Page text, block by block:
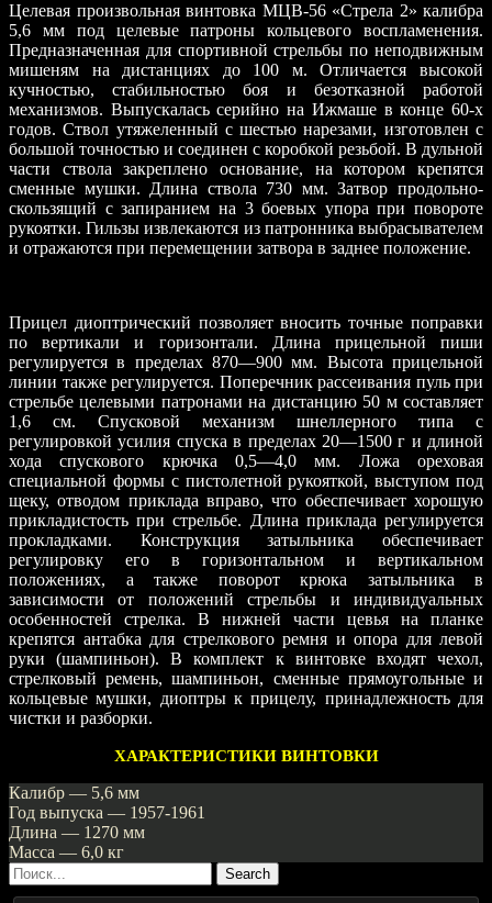
Целевая произвольная винтовка МЦВ-56 «Стрела 2» калибра
5,6 мм под целевые патроны кольцевого воспламенения.
Предназначенная для спортивной стрельбы по неподвижным
мишеням на дистанциях до 100 м. Отличается высокой
кучностью, стабильностью боя и безотказной работой
механизмов. Выпускалась серийно на Ижмаше в конце 60-х
годов. Ствол утяжеленный с шестью нарезами, изготовлен с
большой точностью и соединен с коробкой резьбой. В дульной
части ствола закреплено основание, на котором крепятся
сменные мушки. Длина ствола 730 мм. Затвор продольно-
скользящий с запиранием на 3 боевых упора при повороте
рукоятки. Гильзы извлекаются из патронника выбрасывателем
и отражаются при перемещении затвора в заднее положение.
Прицел диоптрический позволяет вносить точные поправки
по вертикали и горизонтали. Длина прицельной пиши
регулируется в пределах 870—900 мм. Высота прицельной
линии также регулируется. Поперечник рассеивания пуль при
стрельбе целевыми патронами на дистанцию 50 м составляет
1,6 см. Спусковой механизм шнеллерного типа с
регулировкой усилия спуска в пределах 20—1500 г и длиной
хода спускового крючка 0,5—4,0 мм. Ложа ореховая
специальной формы с пистолетной рукояткой, выступом под
щеку, отводом приклада вправо, что обеспечивает хорошую
прикладистость при стрельбе. Длина приклада регулируется
прокладками. Конструкция затыльника обеспечивает
регулировку его в горизонтальном и вертикальном
положениях, а также поворот крюка затыльника в
зависимости от положений стрельбы и индивидуальных
особенностей стрелка. В нижней части цевья на планке
крепятся антабка для стрелкового ремня и опора для левой
руки (шампиньон). В комплект к винтовке входят чехол,
стрелковый ремень, шампиньон, сменные прямоугольные и
кольцевые мушки, диоптры к прицелу, принадлежность для
чистки и разборки.
ХАРАКТЕРИСТИКИ ВИНТОВКИ
Калибр — 5,6 мм
Год выпуска — 1957-1961
Длина — 1270 мм
Масса — 6,0 кг
Search